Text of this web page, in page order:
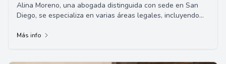
Alina Moreno, una abogada distinguida con sede en San
Diego, se especializa en varias áreas legales, incluyendo
Más info